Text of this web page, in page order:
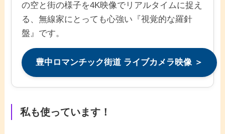
の空と街の様子を4K映像でリアルタイムに捉え
る、無線家にとっても心強い『視覚的な羅針
盤』です。
豊中ロマンチック街道 ライブカメラ映像 ＞
私も使っています！